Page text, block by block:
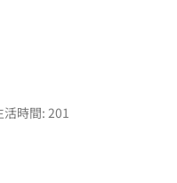
時間: 201